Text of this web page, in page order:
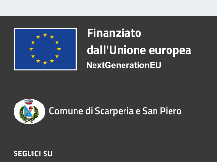
Comune di Scarperia e San Piero
SEGUICI SU